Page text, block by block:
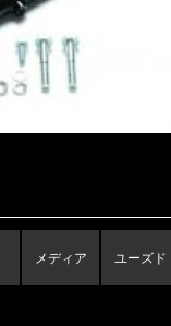
メディア ユーズド